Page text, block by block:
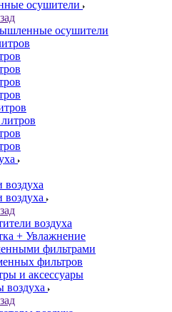
осушители
осушители
воздуха
воздуха
воздуха
+ Увлажнение
фильтрами
фильтров
и аксессуары
воздуха